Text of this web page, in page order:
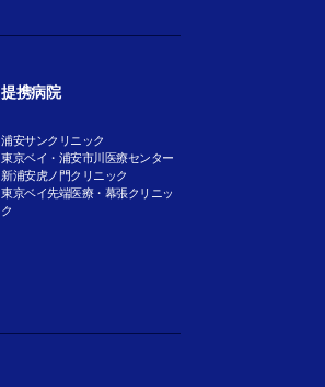
提携病院
浦安サンクリニック
東京ベイ・浦安市川医療センター
新浦安虎ノ門クリニック
東京ベイ先端医療・幕張クリニッ
ク